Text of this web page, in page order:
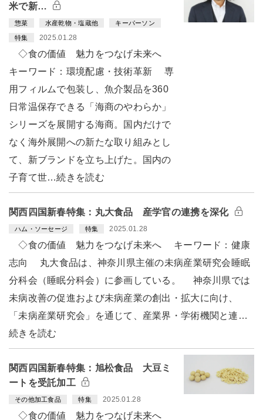
米で新…
惣菜 水産乾物・塩蔵他 キーパーソン
特集 2025.01.28
◇食の価値 魅力をつなげ未来へ
キーワード：環境配慮・技術革新 専
用フィルムで包装し、魚介製品を360
日常温保存できる「海商のやわらか」
シリーズを展開する海商。国内だけで
なく海外展開への新たな取り組みとし
て、新ブランドを立ち上げた。国内の
子育て世…続きを読む
関西四国新春特集：丸大食品 産学官の連携を深化
ハム・ソーセージ 特集 2025.01.28
◇食の価値 魅力をつなげ未来へ キーワード：健康
志向 丸大食品は、神奈川県主催の未病産業研究会睡眠
分科会（睡眠分科会）に参画している。 神奈川県では
未病改善の促進および未病産業の創出・拡大に向け、
「未病産業研究会」を通じて、産業界・学術機関と連…
続きを読む
関西四国新春特集：旭松食品 大豆ミ
ートを受託加工
その他加工食品 特集 2025.01.28
◇食の価値 魅力をつなげ未来へ